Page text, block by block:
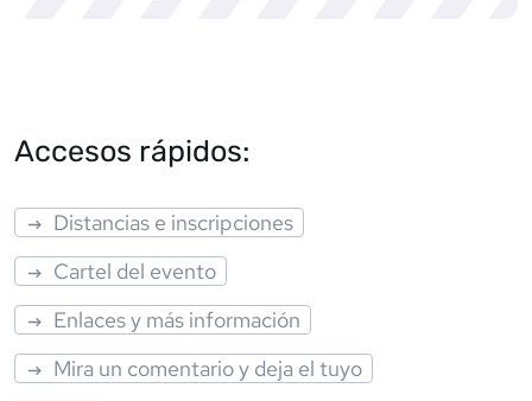
Accesos rápidos:
Distancias e inscripciones
Cartel del evento
Enlaces y más información
Mira un comentario y deja el tuyo